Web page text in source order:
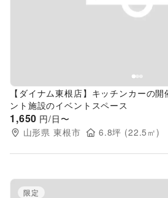
Previous slide
【ダイナム東根店】キッチンカーの
ント施設のイベントスペース
1,650 円/日〜
山形県 東根市 6.8坪 (22.5 ㎡)
限定